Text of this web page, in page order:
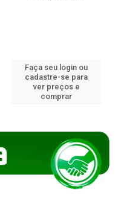
Faça seu login ou
cadastre-se para
ver preços e
comprar